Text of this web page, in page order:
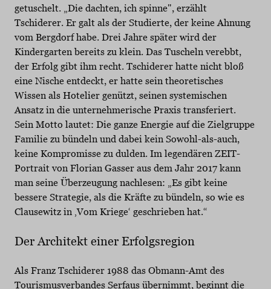
getuschelt. „Die dachten, ich spinne", erzählt
Tschiderer. Er galt als der Studierte, der keine Ahnung
vom Bergdorf habe. Drei Jahre später wird der
Kindergarten bereits zu klein. Das Tuscheln verebbt,
der Erfolg gibt ihm recht. Tschiderer hatte nicht bloß
eine Nische entdeckt, er hatte sein theoretisches
Wissen als Hotelier genützt, seinen systemischen
Ansatz in die unternehmerische Praxis transferiert.
Sein Motto lautet: Die ganze Energie auf die Zielgruppe
Familie zu bündeln und dabei kein Sowohl-als-auch,
keine Kompromisse zu dulden. Im legendären ZEIT-
Portrait von Florian Gasser aus dem Jahr 2017 kann
man seine Überzeugung nachlesen: „Es gibt keine
bessere Strategie, als die Kräfte zu bündeln, so wie es
Clausewitz in ‚Vom Kriege‘ geschrieben hat.“
Der Architekt einer Erfolgsregion
Als Franz Tschiderer 1988 das Obmann-Amt des
Tourismusverbandes Serfaus übernimmt, beginnt die